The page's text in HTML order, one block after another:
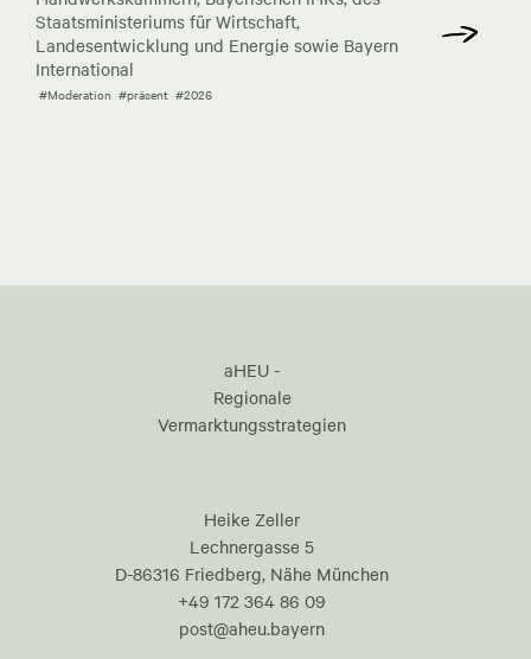
Staatsministeriums für Wirtschaft,
Landesentwicklung und Energie sowie Bayern
International
#Moderation #präsent #2026
aHEU -
Regionale
Vermarktungsstrategien
Heike Zeller
Lechnergasse 5
D-86316 Friedberg, Nähe München
+49 172 364 86 09
post@aheu.bayern